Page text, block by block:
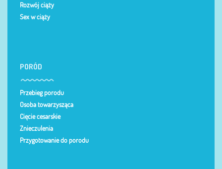
Rozwój ciąży
Sex w ciąży
PORÓD
Przebieg porodu
Osoba towarzysząca
Cięcie cesarskie
Znieczulenia
Przygotowanie do porodu